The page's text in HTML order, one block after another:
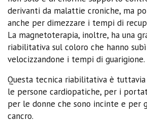
derivanti da malattie croniche, ma
anche per dimezzare i tempi di
La magnetoterapia, inoltre, ha una
riabilitativa sul coloro che hanno
velocizzandone i tempi di guarigione.
Questa tecnica riabilitativa è
le persone cardiopatiche, per i
per le donne che sono incinte e per
cancro.